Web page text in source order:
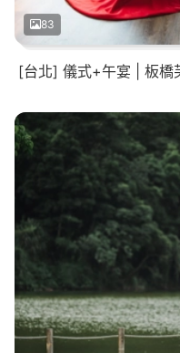
83
[台北] 儀式+午宴 | 板橋